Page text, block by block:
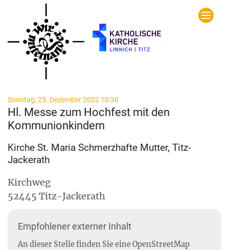
Zum Inhalt springen
Sonntag, 25. Dezember 2022 10:30
Hl. Messe zum Hochfest mit den
Kommunionkindern
Kirche St. Maria Schmerzhafte Mutter, Titz-
Jackerath
Kirchweg
52445 Titz-Jackerath
Empfohlener externer Inhalt
An dieser Stelle finden Sie eine OpenStreetMap